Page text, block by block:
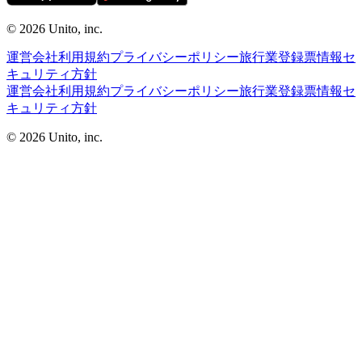
©︎ 2026 Unito, inc.
運営会社利用規約プライバシーポリシー旅行業登録票情報セ
キュリティ方針
運営会社利用規約プライバシーポリシー旅行業登録票情報セ
キュリティ方針
©︎ 2026 Unito, inc.